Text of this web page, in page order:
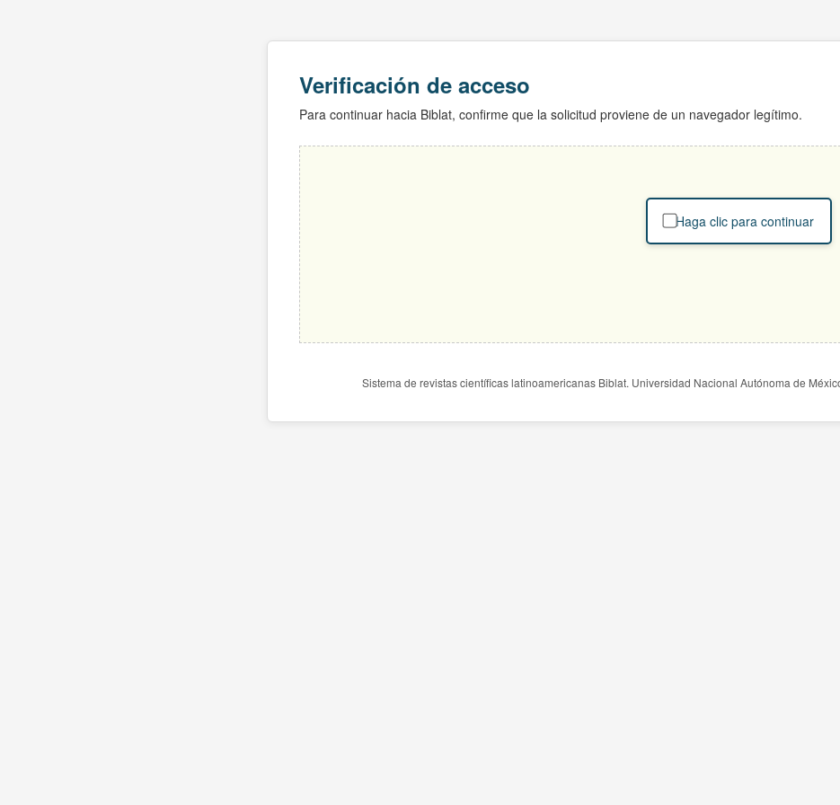
Verificación de acceso
Para continuar hacia Biblat, confirme que la solicitud proviene de un navegador legítimo.
Haga clic para continuar
Sistema de revistas científicas latinoamericanas Biblat. Universidad Nacional Autónoma de